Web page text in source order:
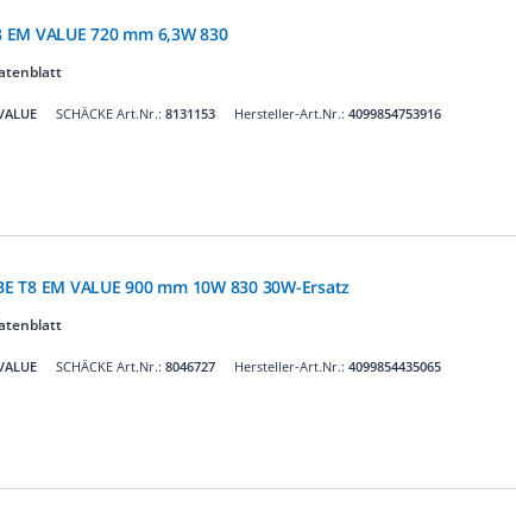
EM VALUE 720 mm 6,3W 830
SCHÄCKE Art.Nr.: 8131153 Hersteller-Art.Nr.: 4099854753916
T8 EM VALUE 900 mm 10W 830 30W-Ersatz
SCHÄCKE Art.Nr.: 8046727 Hersteller-Art.Nr.: 4099854435065